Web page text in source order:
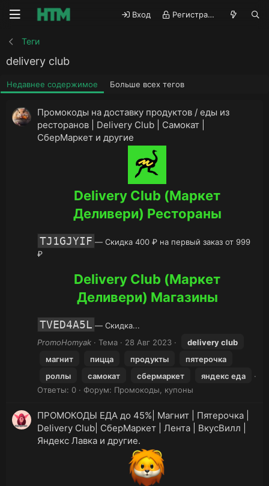
Вход Регистрация
Теги
delivery club
Недавнее содержимое Больше всех тегов
Промокоды на доставку продуктов / еды из
ресторанов | Delivery Club | Самокат |
СберМаркет и другие
Delivery Club (Маркет
Деливери) Рестораны
TJ1GJYIF — Скидка 400 ₽ на первый заказ от 999
₽
Delivery Club (Маркет
Деливери) Магазины
TVED4A5L — Скидка...
PromoHomyak
Тема 28 Авг 2023 deliveryclub
магнит
пицца продукты
пятерочка
роллы
самокат сбермаркет
яндекс еда
Ответы: 0
Форум: Промокоды, купоны
ПРОМОКОДЫ ЕДА до 45%| Магнит | Пятерочка |
Delivery Club| СберМаркет | Лента | ВкусВилл |
Яндекс Лавка и другие.